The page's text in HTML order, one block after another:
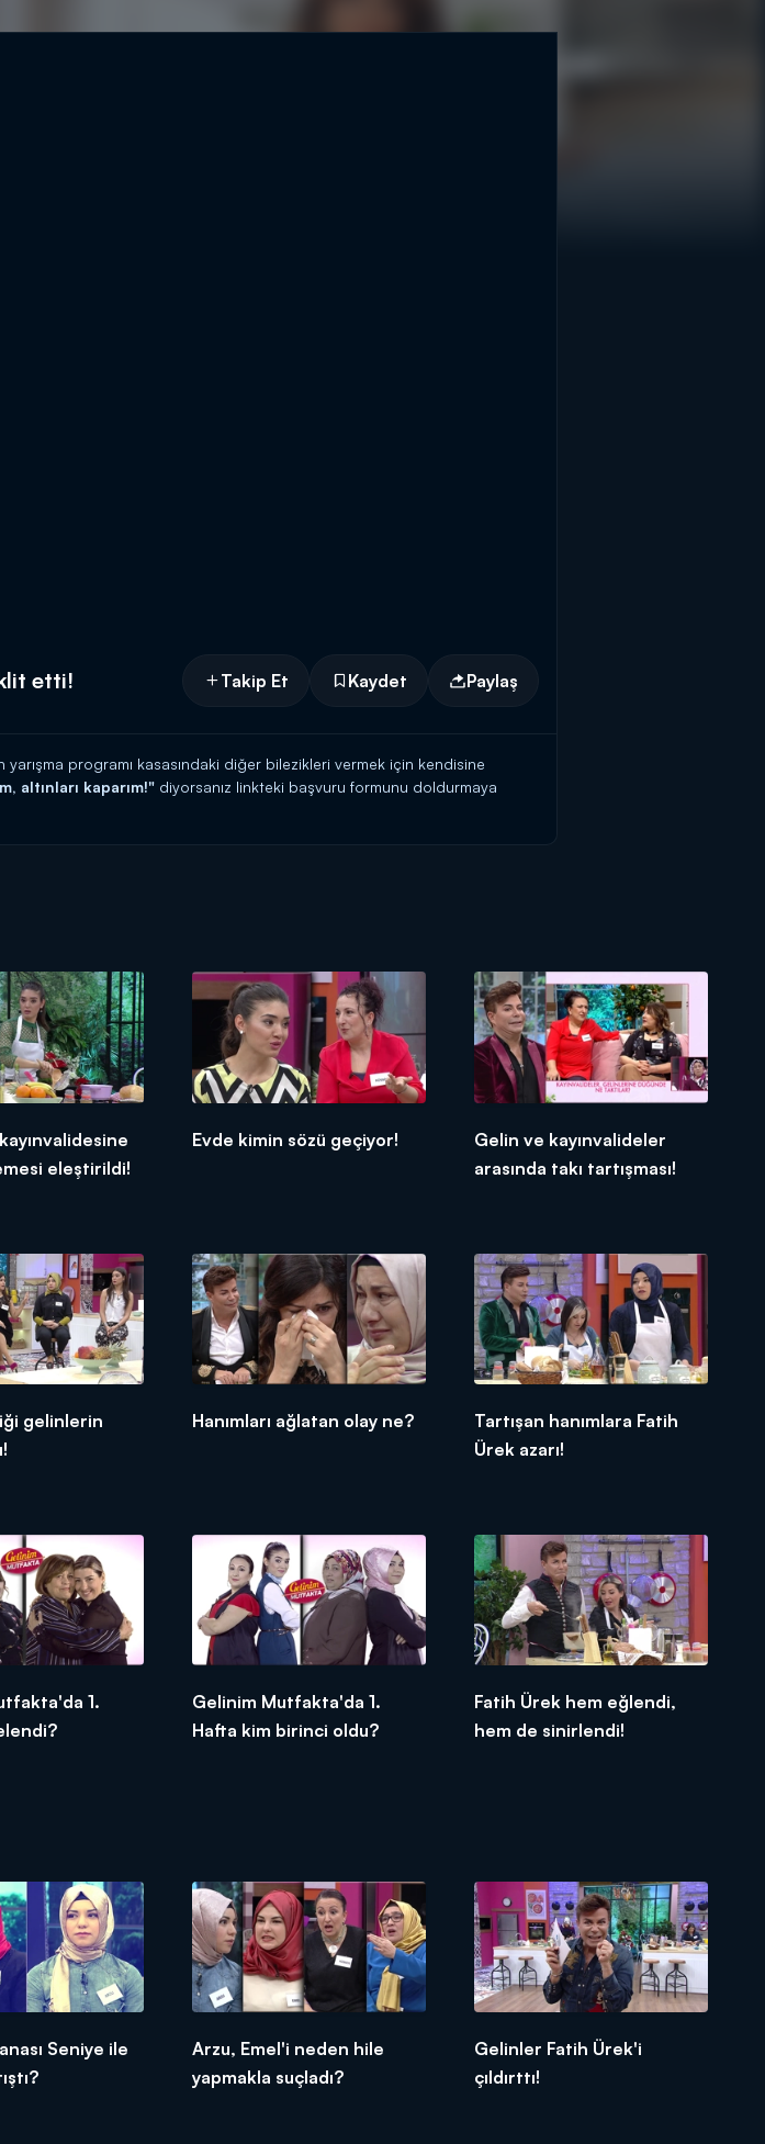
etti! Takip Et Kaydet Paylaş
programı kasasındaki diğer bilezikleri vermek için kendisine
altınları kaparım!" diyorsanız linkteki başvuru formunu doldurmaya
eleştirildi!
Evde kimin sözü geçiyor!
Gelin ve kayınvalideler
arasında takı tartışması!
gelinlerin
Hanımları ağlatan olay ne?
Tartışan hanımlara Fatih
Ürek azarı!
1.
Gelinim Mutfakta'da 1.
Hafta kim birinci oldu?
Fatih Ürek hem eğlendi,
hem de sinirlendi!
Seniye ile
Arzu, Emel'i neden hile
yapmakla suçladı?
Gelinler Fatih Ürek'i
çıldırttı!